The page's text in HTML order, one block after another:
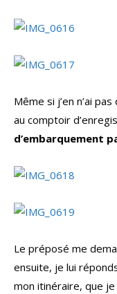
Même si j’en n’ai
au comptoir
d’embarquement
Le préposé me
ensuite, je lui
mon itinéraire, que je